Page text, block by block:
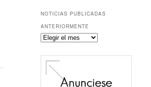
NOTICIAS PUBLICADAS
ANTERIORMENTE
Noticias
anteriormente